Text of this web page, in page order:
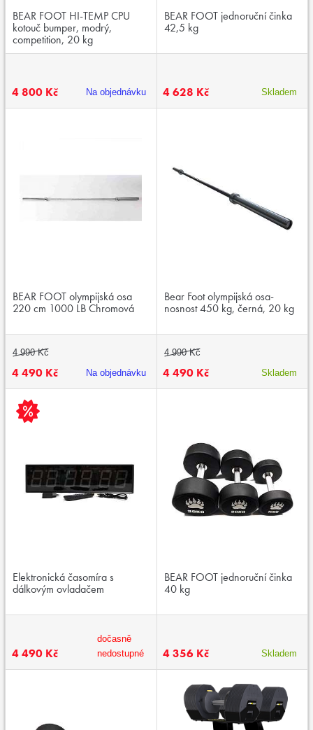
BEAR FOOT HI-TEMP CPU
kotouč bumper, modrý,
competition, 20 kg
4 800 Kč Na objednávku
BEAR FOOT jednoruční činka
42,5 kg
4 628 Kč Skladem
BEAR FOOT olympijská osa
220 cm 1000 LB Chromová
4 990 Kč
4 490 Kč Na objednávku
Bear Foot olympijská osa-
nosnost 450 kg, černá, 20 kg
4 990 Kč
4 490 Kč Skladem
Elektronická časomíra s
dálkovým ovladačem
4 490 Kč
dočasně
nedostupné
BEAR FOOT jednoruční činka
40 kg
4 356 Kč Skladem